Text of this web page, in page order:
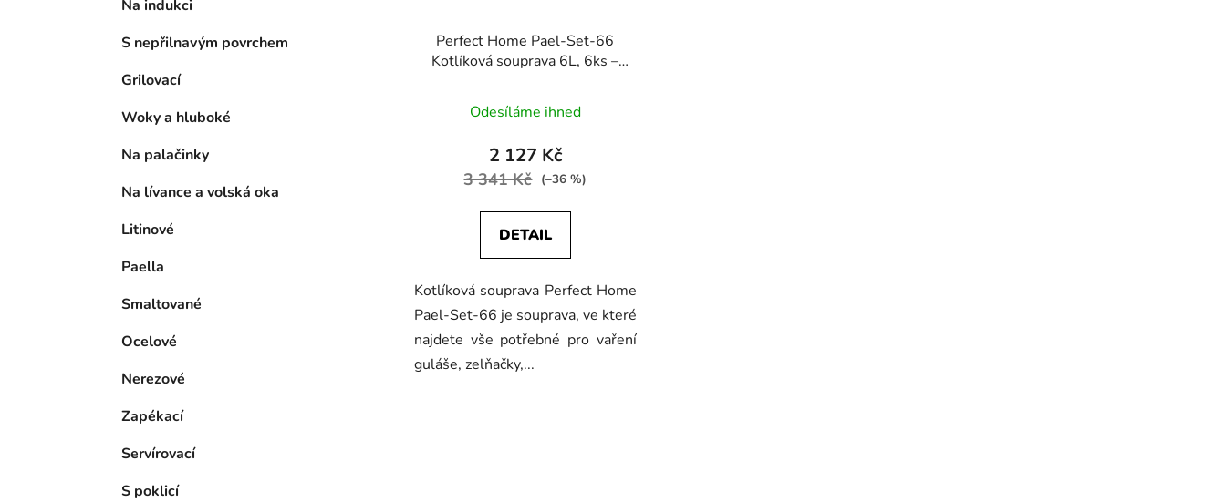
Na indukci
S nepřilnavým povrchem
Grilovací
Woky a hluboké
Na palačinky
Na lívance a volská oka
Litinové
Paella
Smaltované
Ocelové
Nerezové
Zapékací
Servírovací
S poklicí
Perfect Home Pael-Set-66
Kotlíková souprava 6L, 6ks –
pánev
Odesíláme ihned
2 127 Kč
3 341 Kč (–36 %)
DETAIL
Kotlíková souprava Perfect Home
Pael-Set-66 je souprava, ve které
najdete vše potřebné pro vaření
guláše, zelňačky,...